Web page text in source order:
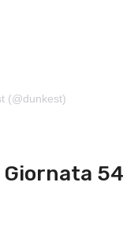
(@dunkest)
54